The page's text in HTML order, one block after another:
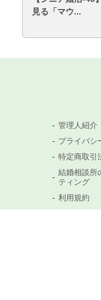
見る「マウ...
管理人紹介
プライバシ
特定商取引
結婚相談所
ティング
利用規約